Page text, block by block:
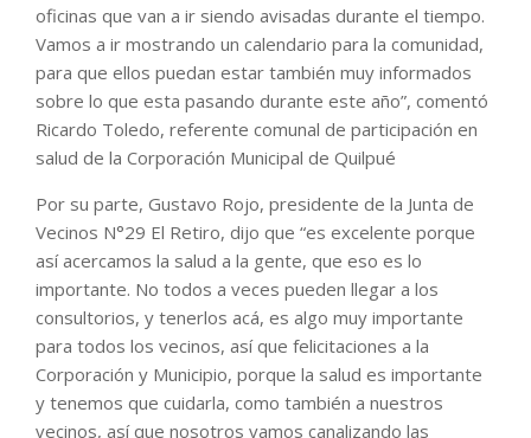
oficinas que van a ir siendo avisadas durante el tiempo.
Vamos a ir mostrando un calendario para la comunidad,
para que ellos puedan estar también muy informados
sobre lo que esta pasando durante este año”, comentó
Ricardo Toledo, referente comunal de participación en
salud de la Corporación Municipal de Quilpué
Por su parte, Gustavo Rojo, presidente de la Junta de
Vecinos N°29 El Retiro, dijo que “es excelente porque
así acercamos la salud a la gente, que eso es lo
importante. No todos a veces pueden llegar a los
consultorios, y tenerlos acá, es algo muy importante
para todos los vecinos, así que felicitaciones a la
Corporación y Municipio, porque la salud es importante
y tenemos que cuidarla, como también a nuestros
vecinos, así que nosotros vamos canalizando las